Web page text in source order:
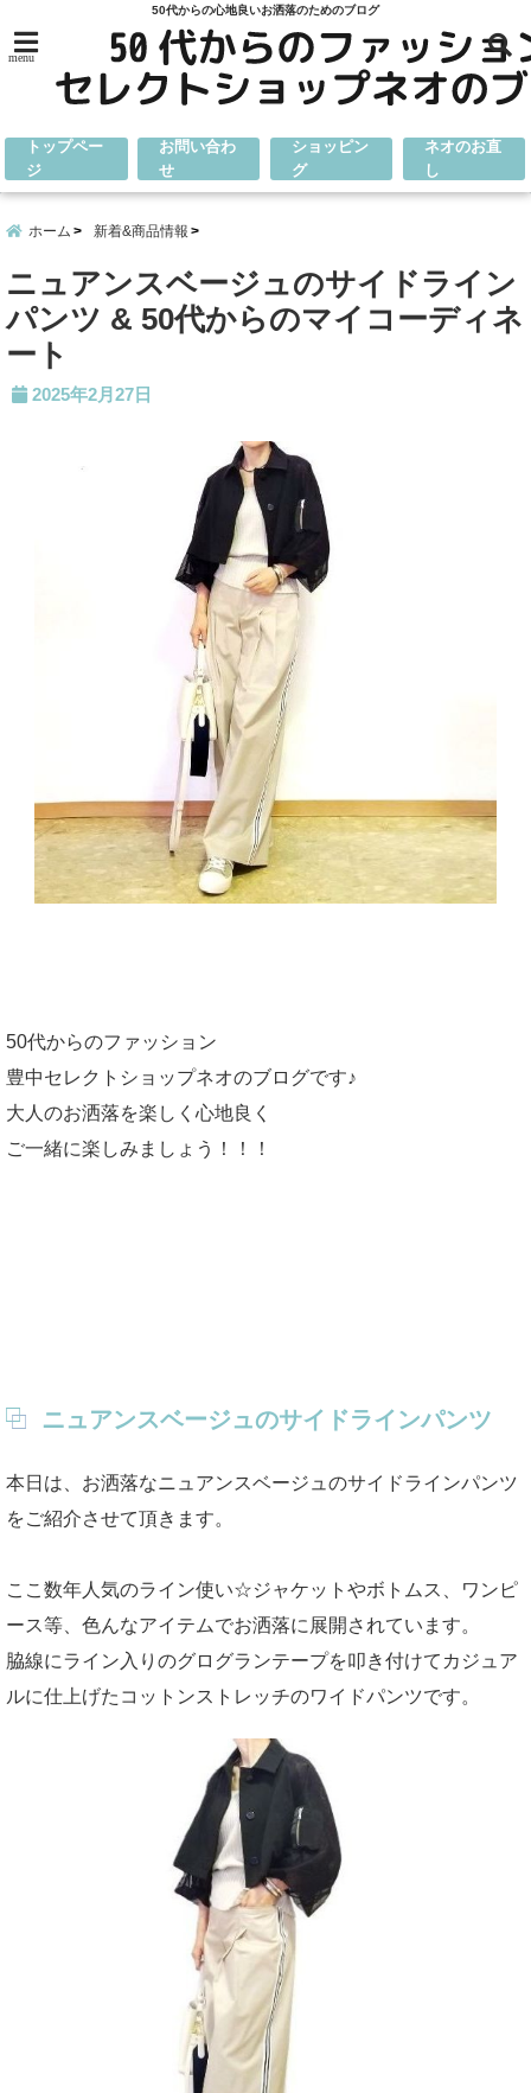
50代からの心地良いお洒落のためのブログ
menu
トップペー
ジ
お問い合わ
せ
ショッピン
グ
ネオのお直
し
ホーム 新着&商品情報
ニュアンスベージュのサイドライン
パンツ & 50代からのマイコーディネ
ート
2025年2月27日
50代からのファッション
豊中セレクトショップネオのブログです♪
大人のお洒落を楽しく心地良く
ご一緒に楽しみましょう！！！
ニュアンスベージュのサイドラインパンツ
本日は、お洒落なニュアンスベージュのサイドラインパンツ
をご紹介させて頂きます。
ここ数年人気のライン使い☆ジャケットやボトムス、ワンピ
ース等、色んなアイテムでお洒落に展開されています。
脇線にライン入りのグログランテープを叩き付けてカジュア
ルに仕上げたコットンストレッチのワイドパンツです。